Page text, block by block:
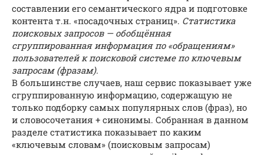
составлении его семантического ядра и подготовке
контента т.н. «посадочных страниц». Статистика
поисковых запросов — обобщённая
сгруппированная информация по «обращениям»
пользователей к поисковой системе по ключевым
запросам (фразам).
В большинстве случаев, наш сервис показывает уже
сгруппированную информацию, содержащую не
только подборку самых популярных слов (фраз), но
и словосочетания + синонимы. Собранная в данном
разделе статистика показывает по каким
«ключевым словам» (поисковым запросам)